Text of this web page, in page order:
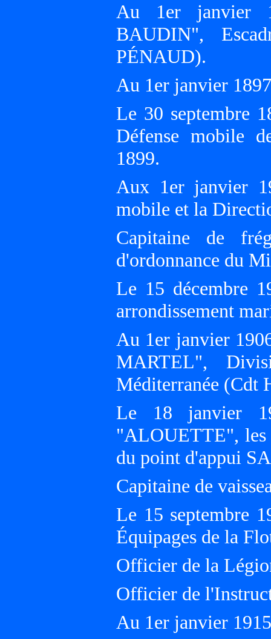
Au 1er janvier
BAUDIN",
PÉNAUD).
Au 1er janvier
Le 30 septembre
Défense mobile
1899.
Aux 1er janvier
mobile et la
Capitaine de
d'ordonnance du
Le 15 décembre
arrondissement
Au 1er janvier
MARTEL",
Méditerranée (Cdt
Le 18 janvier
"ALOUETTE", les
du point d'appui
Capitaine de
Le 15 septembre
Équipages de la
Officier de la
Officier de
Au 1er janvier